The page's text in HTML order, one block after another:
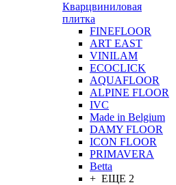
Кварцвиниловая
плитка
FINEFLOOR
ART EAST
VINILAM
ECOCLICK
AQUAFLOOR
ALPINE FLOOR
IVC
Made in Belgium
DAMY FLOOR
ICON FLOOR
PRIMAVERA
Betta
+ ЕЩЕ 2